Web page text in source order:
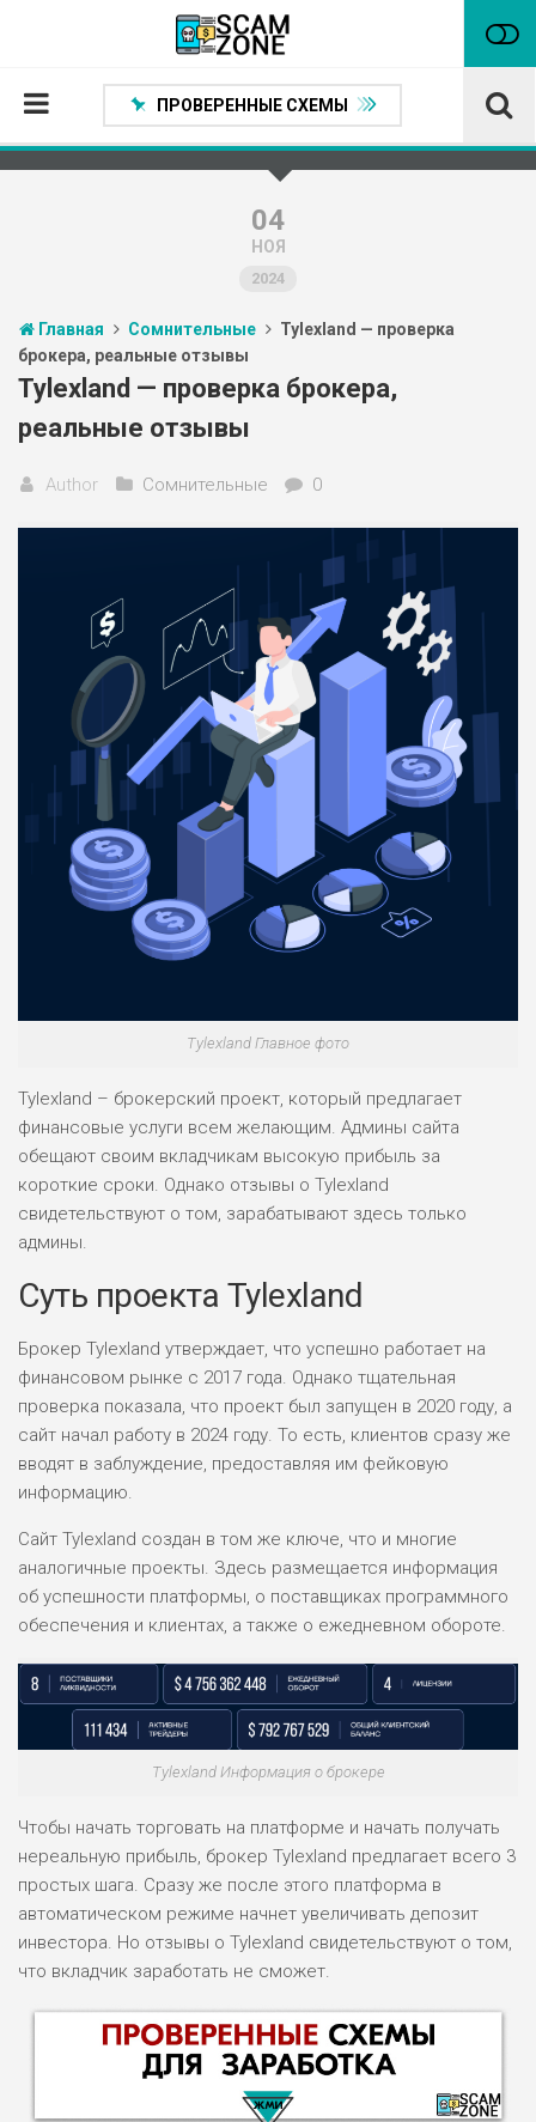
Проверенные способы заработка
Статьи
Партнеры
ПРОВЕРЕННЫЕ СХЕМЫ
04
НОЯ
2024
Главная Сомнительные
Tylexland — проверка
брокера, реальные отзывы
Tylexland — проверка брокера,
реальные отзывы
Author Сомнительные 0
Tylexland Главное фото
Tylexland – брокерский проект, который предлагает
финансовые услуги всем желающим. Админы сайта
обещают своим вкладчикам высокую прибыль за
короткие сроки. Однако отзывы о Tylexland
свидетельствуют о том, зарабатывают здесь только
админы.
Суть проекта Tylexland
Брокер Tylexland утверждает, что успешно работает на
финансовом рынке с 2017 года. Однако тщательная
проверка показала, что проект был запущен в 2020 году, а
сайт начал работу в 2024 году. То есть, клиентов сразу же
вводят в заблуждение, предоставляя им фейковую
информацию.
Сайт Tylexland создан в том же ключе, что и многие
аналогичные проекты. Здесь размещается информация
об успешности платформы, о поставщиках программного
обеспечения и клиентах, а также о ежедневном обороте.
Tylexland Информация о брокере
Чтобы начать торговать на платформе и начать получать
нереальную прибыль, брокер Tylexland предлагает всего 3
простых шага. Сразу же после этого платформа в
автоматическом режиме начнет увеличивать депозит
инвестора. Но отзывы о Tylexland свидетельствуют о том,
что вкладчик заработать не сможет.